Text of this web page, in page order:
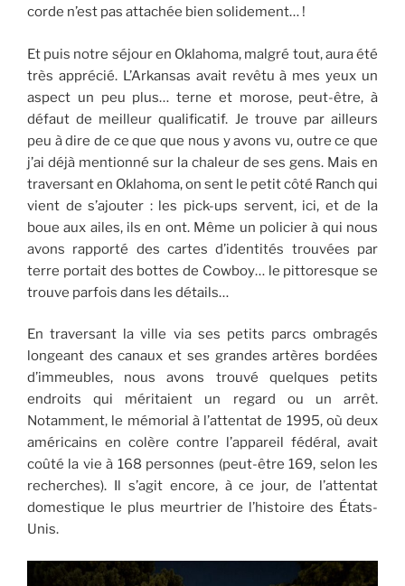
corde n’est pas attachée bien solidement… !
Et puis notre séjour en Oklahoma, malgré tout, aura été
très apprécié. L’Arkansas avait revêtu à mes yeux un
aspect un peu plus… terne et morose, peut-être, à
défaut de meilleur qualificatif. Je trouve par ailleurs
peu à dire de ce que que nous y avons vu, outre ce que
j’ai déjà mentionné sur la chaleur de ses gens. Mais en
traversant en Oklahoma, on sent le petit côté Ranch qui
vient de s’ajouter : les pick-ups servent, ici, et de la
boue aux ailes, ils en ont. Même un policier à qui nous
avons rapporté des cartes d’identités trouvées par
terre portait des bottes de Cowboy… le pittoresque se
trouve parfois dans les détails…
En traversant la ville via ses petits parcs ombragés
longeant des canaux et ses grandes artères bordées
d’immeubles, nous avons trouvé quelques petits
endroits qui méritaient un regard ou un arrêt.
Notamment, le mémorial à l’attentat de 1995, où deux
américains en colère contre l’appareil fédéral, avait
coûté la vie à 168 personnes (peut-être 169, selon les
recherches). Il s’agit encore, à ce jour, de l’attentat
domestique le plus meurtrier de l’histoire des États-
Unis.